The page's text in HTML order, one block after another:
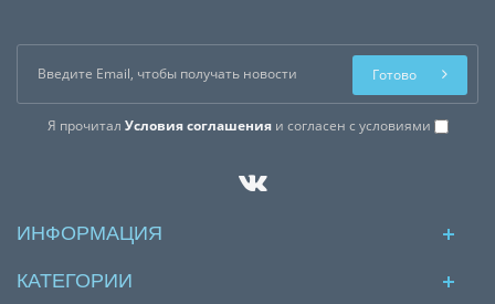
Я прочитал Условия соглашенияи согласен с условиями
Готово
ИНФОРМАЦИЯ
КАТЕГОРИИ